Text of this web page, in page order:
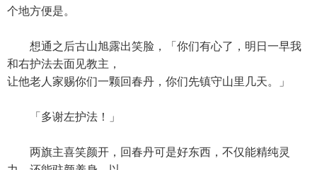
个地方便是。
想通之后古山旭露出笑脸，「你们有心了，明日一早我
和右护法去面见教主，
让他老人家赐你们一颗回春丹，你们先镇守山里几天。」
「多谢左护法！」
两旗主喜笑颜开，回春丹可是好东西，不仅能精纯灵